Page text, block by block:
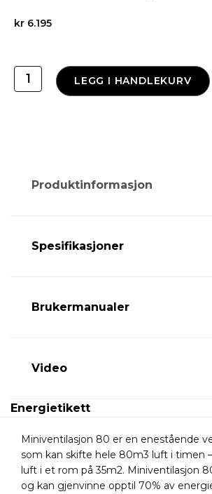
kr 6.195
Miniventilasjon
80
LEGG I HANDLEKURV
Produktinformasjon
Spesifikasjoner
Brukermanualer
Video
Energietikett
Miniventilasjon 80 er en enestående
som kan skifte hele 80m3 luft i timen
luft i et rom på 35m2. Miniventilasjon
og kan gjenvinne opptil 70% av